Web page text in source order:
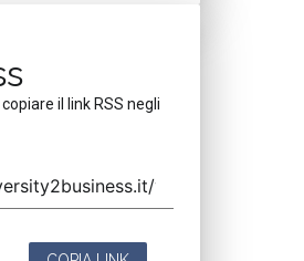
il link RSS negli